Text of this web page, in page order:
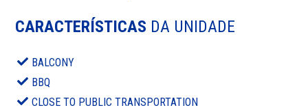
CARACTERÍSTICAS DA UNIDADE
BALCONY
BBQ
CLOSE TO PUBLIC TRANSPORTATION